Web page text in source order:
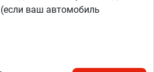
ваш автомобиль